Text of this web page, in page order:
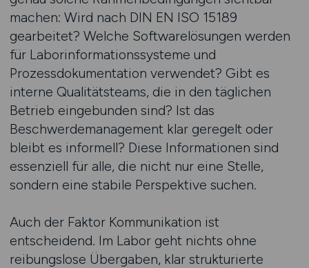
machen: Wird nach DIN EN ISO 15189
gearbeitet? Welche Softwarelösungen werden
für Laborinformationssysteme und
Prozessdokumentation verwendet? Gibt es
interne Qualitätsteams, die in den täglichen
Betrieb eingebunden sind? Ist das
Beschwerdemanagement klar geregelt oder
bleibt es informell? Diese Informationen sind
essenziell für alle, die nicht nur eine Stelle,
sondern eine stabile Perspektive suchen.
Auch der Faktor Kommunikation ist
entscheidend. Im Labor geht nichts ohne
reibungslose Übergaben, klar strukturierte